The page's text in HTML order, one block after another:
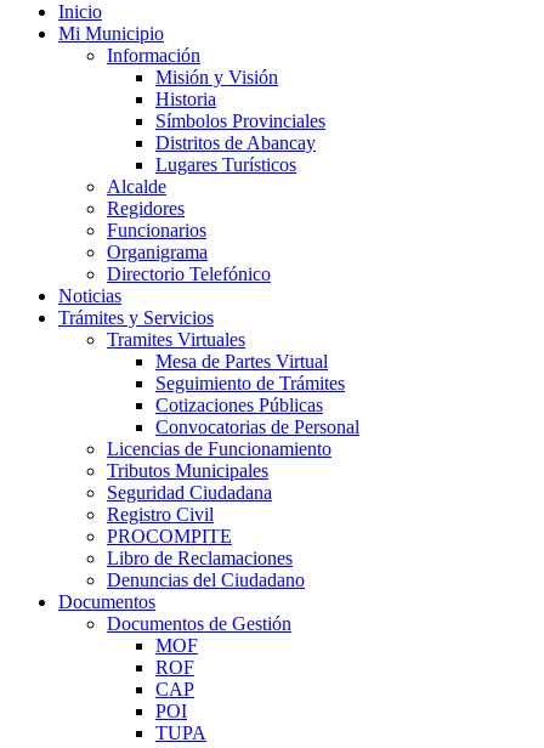
Inicio
Mi Municipio
Información
Misión y Visión
Historia
Símbolos Provinciales
Distritos de Abancay
Lugares Turísticos
Alcalde
Regidores
Funcionarios
Organigrama
Directorio Telefónico
Noticias
Trámites y Servicios
Tramites Virtuales
Mesa de Partes Virtual
Seguimiento de Trámites
Cotizaciones Públicas
Convocatorias de Personal
Licencias de Funcionamiento
Tributos Municipales
Seguridad Ciudadana
Registro Civil
PROCOMPITE
Libro de Reclamaciones
Denuncias del Ciudadano
Documentos
Documentos de Gestión
MOF
ROF
CAP
POI
TUPA